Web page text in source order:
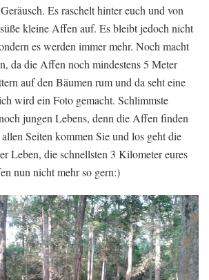
Es raschelt hinter euch und von
kleine Affen auf. Es bleibt jedoch nicht
es werden immer mehr. Noch macht
da die Affen noch mindestens 5 Meter
auf den Bäumen rum und da seht eine
wird ein Foto gemacht. Schlimmste
jungen Lebens, denn die Affen finden
Seiten kommen Sie und los geht die
Leben, die schnellsten 3 Kilometer eures
nun nicht mehr so gern:)